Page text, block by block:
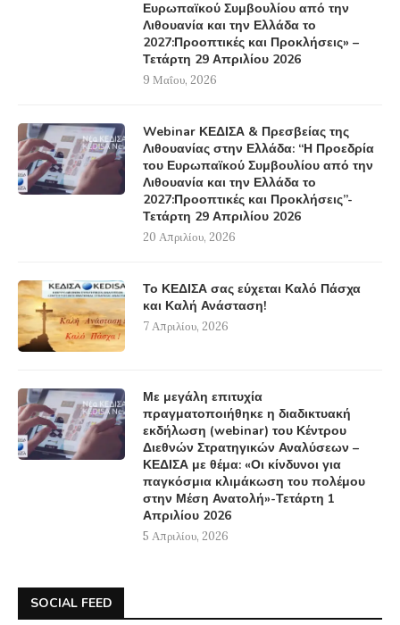
Ευρωπαϊκού Συμβουλίου από την
Λιθουανία και την Ελλάδα το
2027:Προοπτικές και Προκλήσεις» –
Τετάρτη 29 Απριλίου 2026
9 Μαΐου, 2026
Webinar ΚΕΔΙΣΑ & Πρεσβείας της
Λιθουανίας στην Ελλάδα: “Η Προεδρία
του Ευρωπαϊκού Συμβουλίου από την
Λιθουανία και την Ελλάδα το
2027:Προοπτικές και Προκλήσεις”-
Τετάρτη 29 Απριλίου 2026
20 Απριλίου, 2026
Το ΚΕΔΙΣΑ σας εύχεται Καλό Πάσχα
και Καλή Ανάσταση!
7 Απριλίου, 2026
Με μεγάλη επιτυχία
πραγματοποιήθηκε η διαδικτυακή
εκδήλωση (webinar) του Κέντρου
Διεθνών Στρατηγικών Αναλύσεων –
ΚΕΔΙΣΑ με θέμα: «Οι κίνδυνοι για
παγκόσμια κλιμάκωση του πολέμου
στην Μέση Ανατολή»-Τετάρτη 1
Απριλίου 2026
5 Απριλίου, 2026
SOCIAL FEED